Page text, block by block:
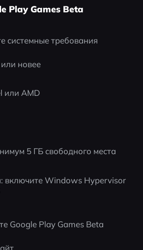
Play Games Beta
системные требования
новее
или AMD
5 ГБ свободного места
включите Windows Hypervisor
Google Play Games Beta